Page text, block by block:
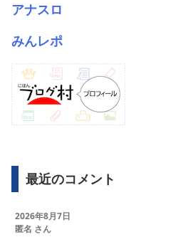
アナスロ
みんレポ
最近のコメント
2026年8月7日
匿名 さん